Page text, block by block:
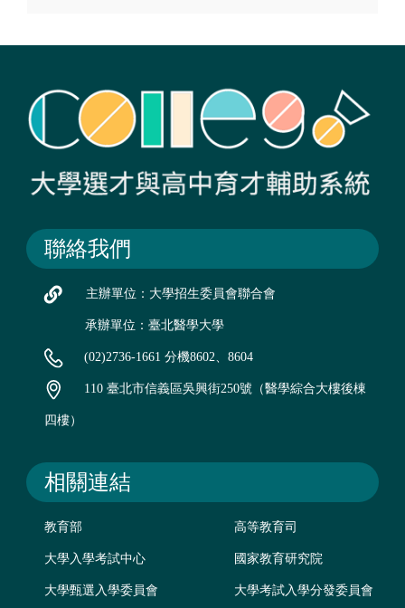
聯絡我們
主辦單位：大學招生委員會聯合會
承辦單位：臺北醫學大學
(02)2736-1661 分機8602、8604
110 臺北市信義區吳興街250號（醫學綜合大樓後棟
四樓）
相關連結
教育部 高等教育司
大學入學考試中心 國家教育研究院
大學甄選入學委員會 大學考試入學分發委員會